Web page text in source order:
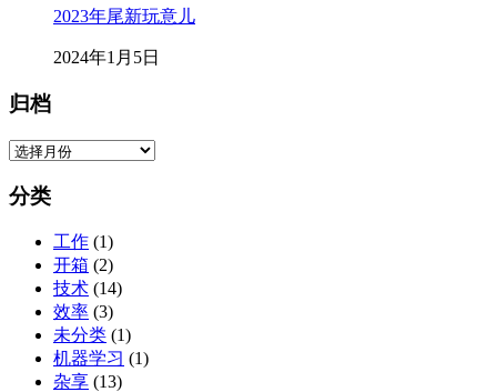
2023年尾新玩意儿
2024年1月5日
归档
归
分类
工作 (1)
开箱 (2)
技术 (14)
效率 (3)
未分类 (1)
机器学习 (1)
杂享 (13)